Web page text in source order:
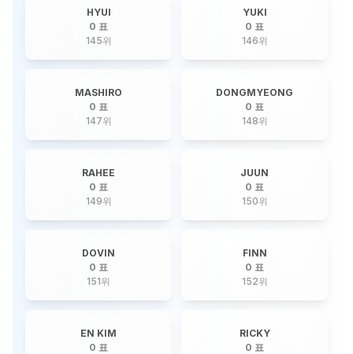
HYUI
0 표
145위
YUKI
0 표
146위
MASHIRO
0 표
147위
DONGMYEONG
0 표
148위
RAHEE
0 표
149위
JUUN
0 표
150위
DOVIN
0 표
151위
FINN
0 표
152위
EN KIM
0 표
RICKY
0 표